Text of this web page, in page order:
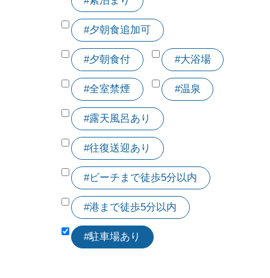
#夕朝食追加可
#夕朝食付 #大浴場
#全室禁煙 #温泉
#露天風呂あり
#往復送迎あり
#ビーチまで徒歩5分以内
#港まで徒歩5分以内
#駐車場あり